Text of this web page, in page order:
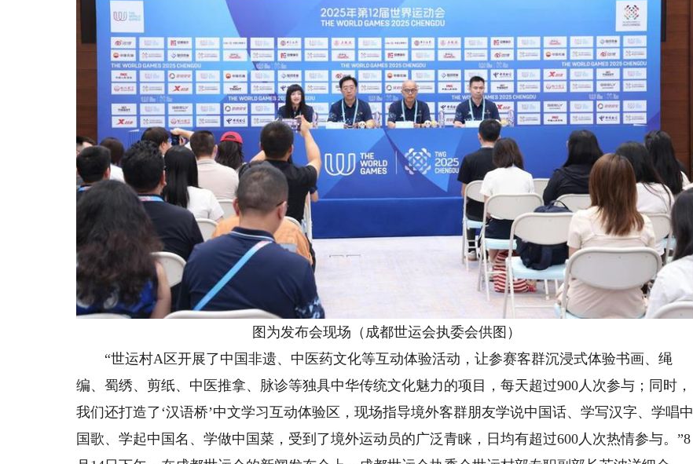
图为发布会现场（成都世运会执委会供图）
“世运村A区开展了中国非遗、中医药文化等互动体验活动，让参赛客群沉浸式体验书画、绳
编、蜀绣、剪纸、中医推拿、脉诊等独具中华传统文化魅力的项目，每天超过900人次参与；同时，
我们还打造了‘汉语桥’中文学习互动体验区，现场指导境外客群朋友学说中国话、学写汉字、学唱中
国歌、学起中国名、学做中国菜，受到了境外运动员的广泛青睐，日均有超过600人次热情参与。”8